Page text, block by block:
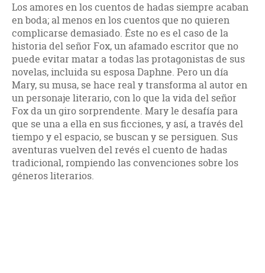
Los amores en los cuentos de hadas siempre acaban
en boda; al menos en los cuentos que no quieren
complicarse demasiado. Éste no es el caso de la
historia del señor Fox, un afamado escritor que no
puede evitar matar a todas las protagonistas de sus
novelas, incluida su esposa Daphne. Pero un día
Mary, su musa, se hace real y transforma al autor en
un personaje literario, con lo que la vida del señor
Fox da un giro sorprendente. Mary le desafía para
que se una a ella en sus ficciones, y así, a través del
tiempo y el espacio, se buscan y se persiguen. Sus
aventuras vuelven del revés el cuento de hadas
tradicional, rompiendo las convenciones sobre los
géneros literarios.